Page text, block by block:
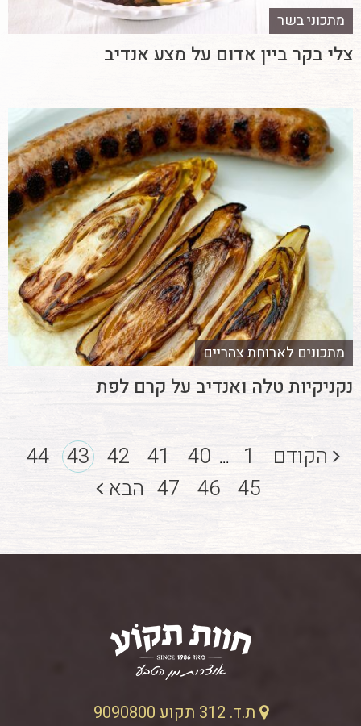
מתכוני בשר
צלי בקר ביין אדום על מצע אנדיב
מתכונים לארוחת צהריים
נקניקיות טלה ואנדיב על קרם לפת
הקודם 1
...
40
41
42
43
44
45
46
47 הבא
ת.ד. 312 תקוע 9090800